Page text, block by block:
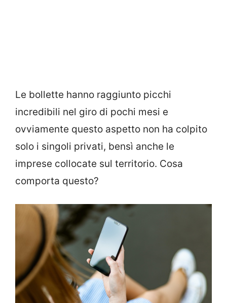
Le bollette hanno raggiunto picchi
incredibili nel giro di pochi mesi e
ovviamente questo aspetto non ha colpito
solo i singoli privati, bensì anche le
imprese collocate sul territorio. Cosa
comporta questo?